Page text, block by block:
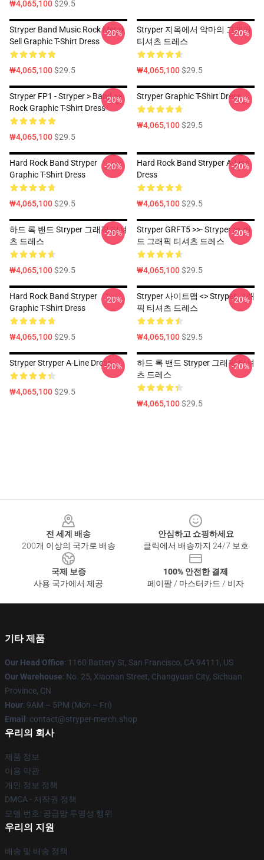
₩4,065,100$29.5
Stryper Band Music Rock Metal
Sell Graphic T-Shirt Dress
₩4,065,100$29.5
-20%
Stryper 지옥에서 악마의 그래픽
티셔츠 드레스
₩4,065,100$29.5
-20%
Stryper FP1 - Stryper > Band >>
Rock Graphic T-Shirt Dress
₩4,065,100$29.5
-20% Stryper Graphic T-Shirt Dress
₩4,065,100$29.5
-20%
Hard Rock Band Stryper
Graphic T-Shirt Dress
₩4,065,100$29.5
-20%
Hard Rock Band Stryper A-Line
Dress
₩4,065,100$29.5
-20%
하드 록 밴드 Stryper 그래픽 티셔
츠 드레스
₩4,065,100$29.5
-20%
Stryper GRFT5 >>- Stryper >> 밴
드 그래픽 티셔츠 드레스
₩4,065,100$29.5
-20%
Hard Rock Band Stryper
Graphic T-Shirt Dress
₩4,065,100$29.5
-20%
Stryper 사이트맵 <> Stryper 그래
픽 티셔츠 드레스
₩4,065,100$29.5
-20%
Stryper Stryper A-Line Dress
₩4,065,100$29.5
-20%
하드 록 밴드 Stryper 그래픽 티셔
츠 드레스
₩4,065,100$29.5
-20%
전 세계 배송
200개 이상의 국가로 배송
안심하고 쇼핑하세요
클릭에서 배송까지 24/7 보호
국제 보증
사용 국가에서 제공
100% 안전한 결제
페이팔 / 마스터카드 / 비자
기타 제품
Our Head Office: 1160 Battery St, San Francisco, CA 94111, US
Our Warehouse: No. 25, Xiaonan Street, Changyuan City, Sichuan
Province, CN
Hour: 9AM – 5PM (Mon – Fri)
Email : contact@stryper-merch.shop
우리의 회사
제품 정보
이용 약관
개인 정보 정책
DMCA - 저작권 정책
모델 번호: 공급망 투명성 행위
우리의 지원
배송 및 배송 정책